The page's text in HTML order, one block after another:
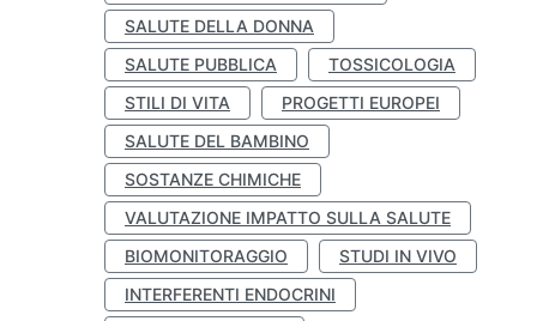
SALUTE DELLA DONNA
SALUTE PUBBLICA
TOSSICOLOGIA
STILI DI VITA
PROGETTI EUROPEI
SALUTE DEL BAMBINO
SOSTANZE CHIMICHE
VALUTAZIONE IMPATTO SULLA SALUTE
BIOMONITORAGGIO
STUDI IN VIVO
INTERFERENTI ENDOCRINI